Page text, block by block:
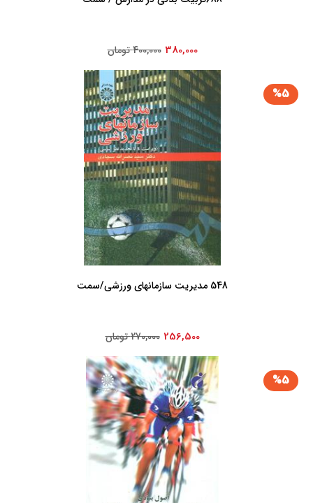
380,000 400,000 تومان
%5
548 مدیریت ‏سازمانهای‏ ورزشی‏/سمت‏
256,500 270,000 تومان
%5